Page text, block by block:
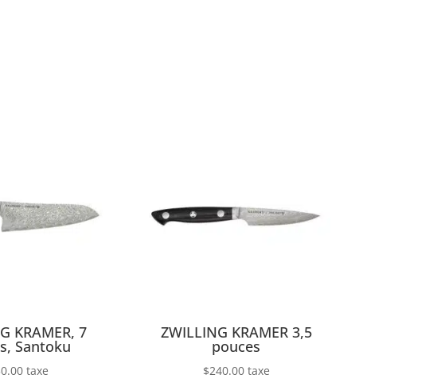
KRAMER, 7
Santoku
taxe
ZWILLING KRAMER 3,5
pouces
$240.00 taxe